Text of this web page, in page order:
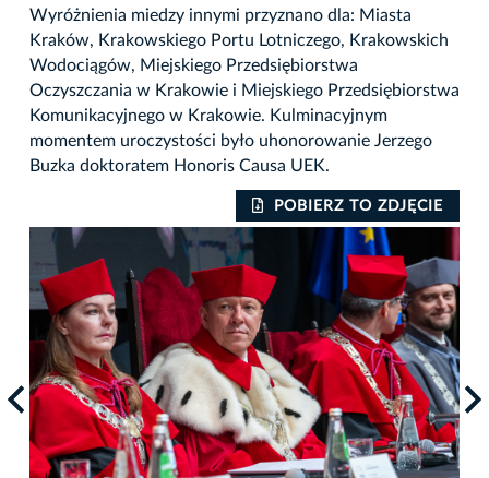
Wyróżnienia miedzy innymi przyznano dla: Miasta
Kraków, Krakowskiego Portu Lotniczego, Krakowskich
Wodociągów, Miejskiego Przedsiębiorstwa
Oczyszczania w Krakowie i Miejskiego Przedsiębiorstwa
Komunikacyjnego w Krakowie. Kulminacyjnym
momentem uroczystości było uhonorowanie Jerzego
Buzka doktoratem Honoris Causa UEK.
POBIERZ TO ZDJĘCIE